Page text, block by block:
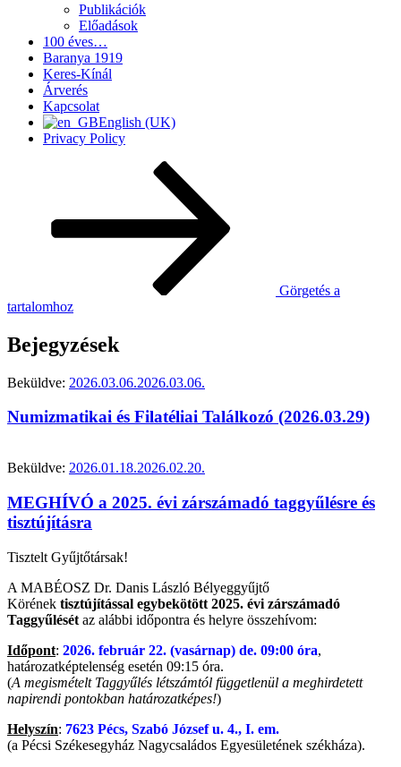
Publikációk
Előadások
100 éves…
Baranya 1919
Keres-Kínál
Árverés
Kapcsolat
English (UK)
Privacy Policy
Görgetés a
tartalomhoz
Bejegyzések
Beküldve: 2026.03.06.2026.03.06.
Numizmatikai és Filatéliai Találkozó (2026.03.29)
Beküldve: 2026.01.18.2026.02.20.
MEGHÍVÓ a 2025. évi zárszámadó taggyűlésre és
tisztújításra
Tisztelt Gyűjtőtársak!
A MABÉOSZ Dr. Danis László Bélyeggyűjtő
Körének tisztújítással egybekötött 2025. évi zárszámadó
Taggyűlését az alábbi időpontra és helyre összehívom:
Időpont: 2026. február 22. (vasárnap) de. 09:00 óra,
határozatképtelenség esetén 09:15 óra.
(A megismételt Taggyűlés létszámtól függetlenül a meghirdetett
napirendi pontokban határozatképes!)
Helyszín: 7623 Pécs, Szabó József u. 4., I. em.
(a Pécsi Székesegyház Nagycsaládos Egyesületének székháza).